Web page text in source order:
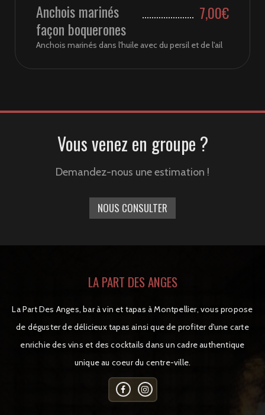
Anchois marinés
façon boquerones
7,00€
Anchois marinés dans l'huile avec du persil et de l'ail
Vous venez en groupe ?
Demandez-nous une estimation !
NOUS CONSULTER
LA PART DES ANGES
La Part Des Anges, bar à vin et tapas à Montpellier, vous propose
de déguster de délicieux tapas ainsi que de profiter d'une carte
enrichie des vins et des cocktails dans un cadre authentique
unique au coeur du centre-ville.